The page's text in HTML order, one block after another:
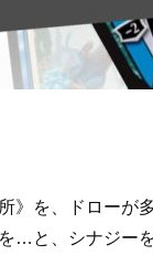
を、ドローが
…と、シナジーを